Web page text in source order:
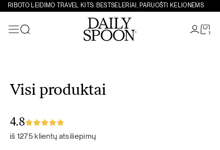
RIBOTO LEIDIMO TRAVEL KITS: BESTSELERIAI, PARUOŠTI KELIONĖMS
1
Visi produktai
4.8
iš 1275 klientų atsiliepimų